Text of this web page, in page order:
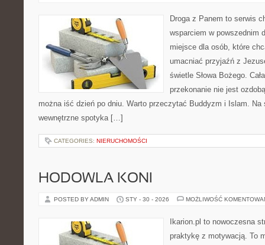
Droga z Panem to serwis
wsparciem w powszednim
miejsce dla osób, które
umacniać przyjaźń z
świetle Słowa Bożego.
przekonanie nie jest
można iść dzień po dniu. Warto przeczytać Buddyzm i Islam.
wewnętrzne spotyka […]
CATEGORIES: NIERUCHOMOŚCI
HODOWLA KONI
POSTED BY ADMIN STY - 30 - 2026 MOŻLIWOŚĆ
Ikarion.pl to nowoczesna
praktykę z motywacją. To